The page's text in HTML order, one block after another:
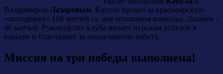
Владимиром Лазаревым. Капула провел за красноярскую
«молодежку» 108 матчей со дня основания команды, Лазарев -
48 матчей. Руководство клуба желает игрокам успехов в
карьере и благодарит за проделанную работу.
Миссия на три победы выполнена!